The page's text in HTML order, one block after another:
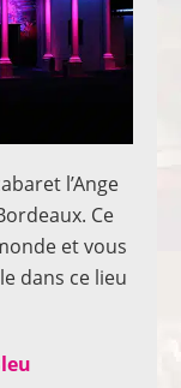
l’Ange
Ce
et vous
dans ce lieu